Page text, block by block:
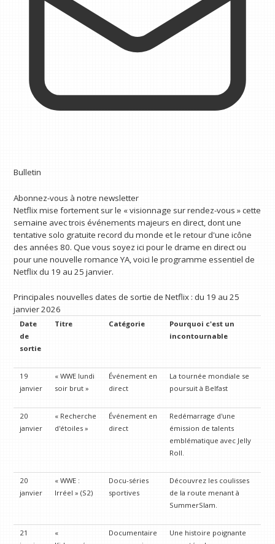
Bulletin
Abonnez-vous à notre newsletter
Netflix mise fortement sur le « visionnage sur rendez-vous » cette
semaine avec trois événements majeurs en direct, dont une
tentative solo gratuite record du monde et le retour d'une icône
des années 80. Que vous soyez ici pour le drame en direct ou
pour une nouvelle romance YA, voici le programme essentiel de
Netflix du 19 au 25 janvier.
Principales nouvelles dates de sortie de Netflix : du 19 au 25
janvier 2026
Date
de
sortie
Titre Catégorie
Pourquoi c'est un
incontournable
19
janvier
« WWE lundi
soir brut »
Événement en
direct
La tournée mondiale se
poursuit à Belfast
20
janvier
« Recherche
d'étoiles »
Événement en
direct
Redémarrage d'une
émission de talents
emblématique avec Jelly
Roll.
20
janvier
« WWE :
Irréel » (S2)
Docu-séries
sportives
Découvrez les coulisses
de la route menant à
SummerSlam.
21
«
Documentaire
Une histoire poignante